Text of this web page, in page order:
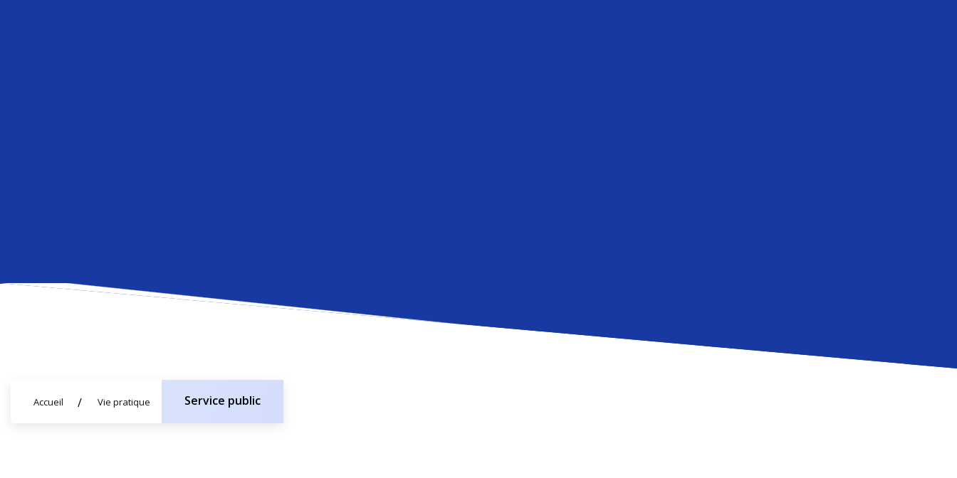
Accueil Vie pratique Service public